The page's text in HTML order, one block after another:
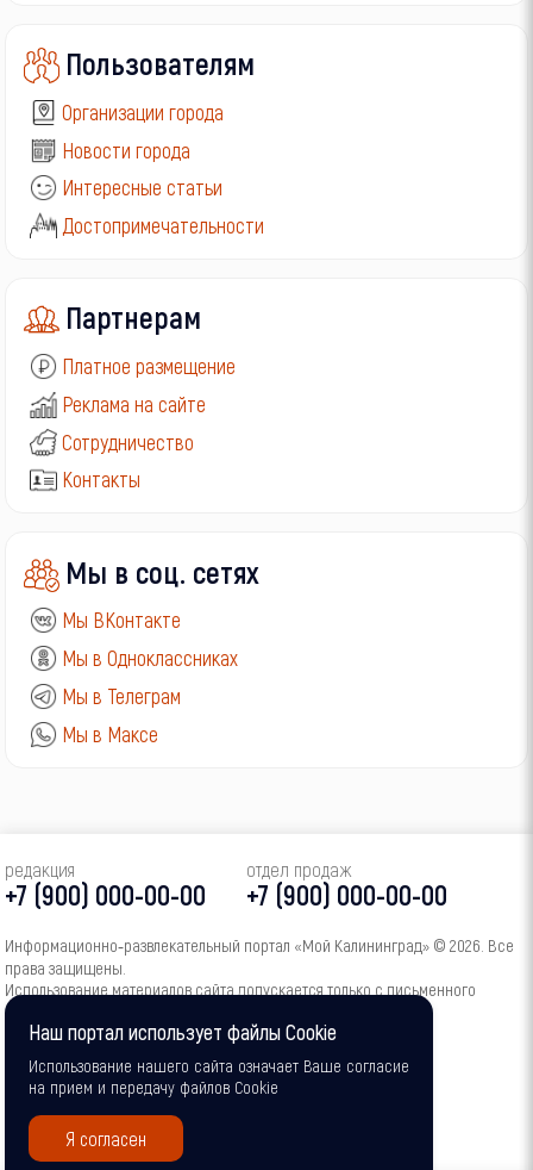
Пользователям
Организации города
Новости города
Интересные статьи
Достопримечательности
Партнерам
Платное размещение
Реклама на сайте
Сотрудничество
Контакты
Мы в соц. сетях
Мы ВКонтакте
Мы в Одноклассниках
Мы в Телеграм
Мы в Максе
редакция
+7 (900) 000-00-00
отдел продаж
+7 (900) 000-00-00
Информационно‑развлекательный портал «Мой Калининград» © 2026. Все
права защищены.
Использование материалов сайта допускается только с письменного
согласия администрации портала.
16+
Наш портал использует файлы Cookie
Использование нашего сайта означает Ваше согласие
на прием и передачу файлов Cookie
Я согласен